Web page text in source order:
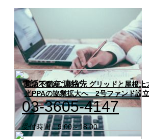
東急不動産、アイ・グリッドと屋根上
光PPAの協業拡大へ 2号ファンド設立
電話でのご連絡先
03-3605-4147
受付時間：9:00～18:00